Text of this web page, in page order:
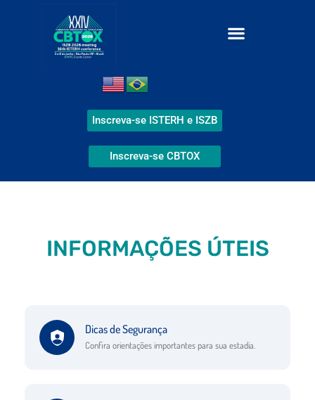
Inscreva-se ISTERH e ISZB
Inscreva-se CBTOX
INFORMAÇÕES ÚTEIS
Dicas de Segurança
Confira orientações importantes para sua estadia.